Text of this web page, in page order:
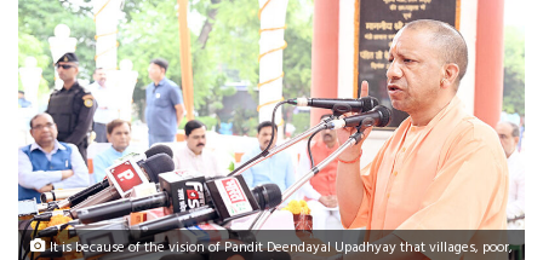
It is because of the vision of Pandit Deendayal Upadhyay that villages, poor,